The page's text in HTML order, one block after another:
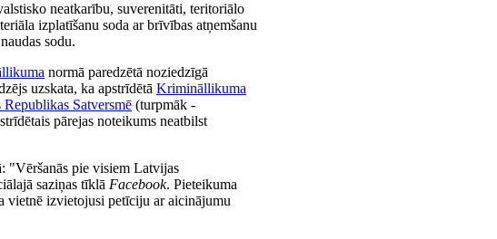
neatkarību, suverenitāti, teritoriālo
izplatīšanu soda ar brīvības atņemšanu
sodu.
normā paredzētā noziedzīgā
uzskata, ka apstrīdētā Krimināllikuma
Satversmē (turpmāk -
pārejas noteikums neatbilst
"Vēršanās pie visiem Latvijas
saziņas tīklā Facebook. Pieteikuma
vietnē izvietojusi petīciju ar aicinājumu